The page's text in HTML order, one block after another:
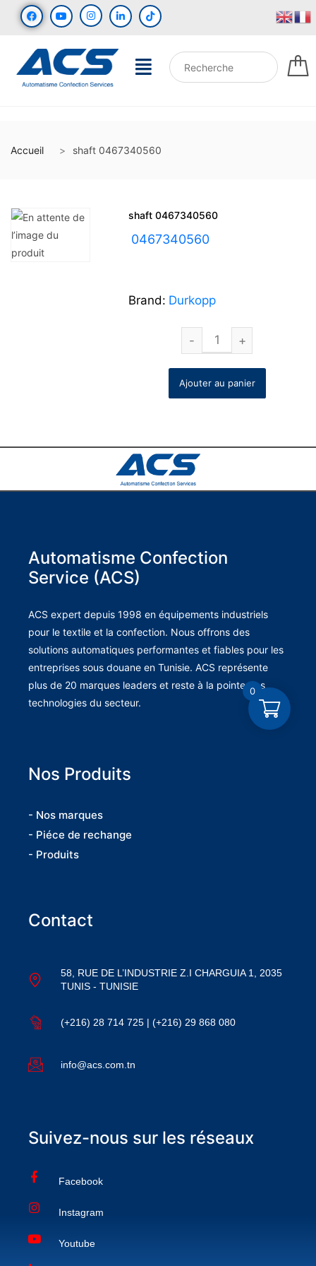
Accueil shaft 0467340560
shaft 0467340560
0467340560
Brand: Durkopp
Ajouter au panier
Automatisme Confection
Service (ACS)
ACS expert depuis 1998 en équipements industriels
pour le textile et la confection. Nous offrons des
solutions automatiques performantes et fiables pour les
entreprises sous douane en Tunisie. ACS représente
plus de 20 marques leaders et reste à la pointe des
technologies du secteur.
Nos Produits
- Nos marques
- Piéce de rechange
- Produits
Contact
58, RUE DE L’INDUSTRIE Z.I CHARGUIA 1, 2035
TUNIS - TUNISIE
(+216) 28 714 725 | (+216) 29 868 080
info@acs.com.tn
Suivez-nous sur les réseaux
Facebook
Instagram
Youtube
0